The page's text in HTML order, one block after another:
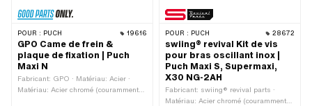
POUR : PUCH 19616
GPO Came de frein &
plaque de fixation | Puch
Maxi N
Fabricant: GPO · Matériau: Acier ·
Matériau: Acier chromé (couramment
POUR : PUCH 28672
swiing® revival Kit de vis
pour bras oscillant inox |
Puch Maxi S, Supermaxi,
X30 NG-2AH
Fabricant: swiing® revival parts ·
Matériau: Acier chromé (couramment